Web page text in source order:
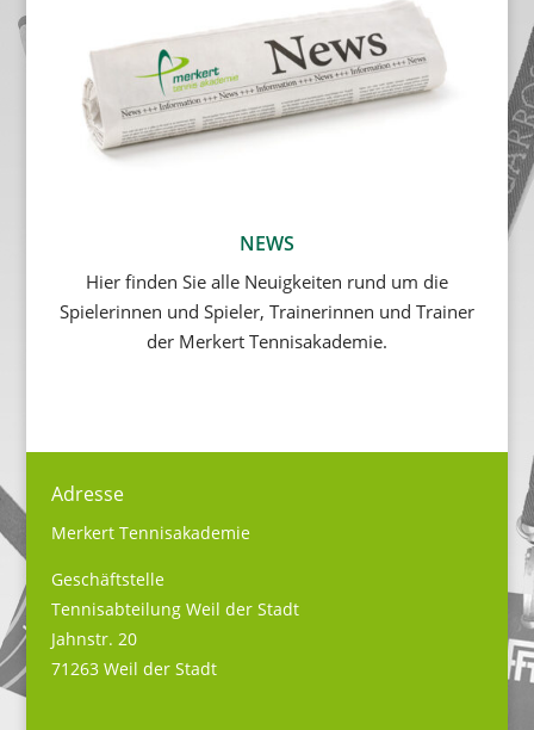
NEWS
Hier finden Sie alle Neuigkeiten rund um die
Spielerinnen und Spieler, Trainerinnen und Trainer
der Merkert Tennisakademie.
Adresse
Merkert Tennisakademie
Geschäftstelle
Tennisabteilung Weil der Stadt
Jahnstr. 20
71263 Weil der Stadt